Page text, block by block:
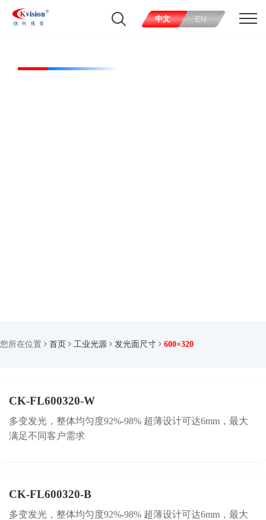
中文 EN
您所在位置 首页 工业光源 发光面尺寸 600×320
CK-FL600320-W
多变发光，整体均匀度92%-98% 超薄设计可达6mm，最大
满足不同客户需求
CK-FL600320-B
多变发光，整体均匀度92%-98% 超薄设计可达6mm，最大